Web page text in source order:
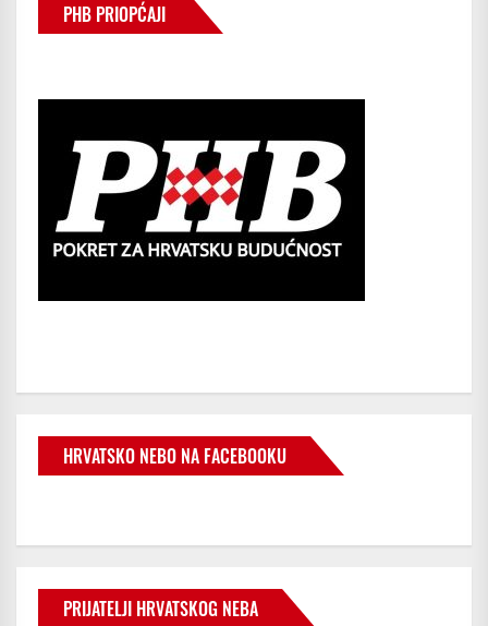
PHB PRIOPĆAJI
HRVATSKO NEBO NA FACEBOOKU
PRIJATELJI HRVATSKOG NEBA